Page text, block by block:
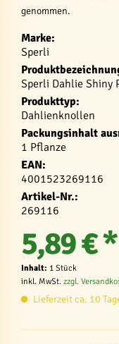
genommen.
Marke:
Sperli
Sperli Dahlie Shiny
Produkttyp:
Dahlienknollen
Packungsinhalt
1 Pflanze
EAN:
4001523269116
Artikel-Nr.:
269116
5,89 € *
Inhalt: 1 Stück
inkl. MwSt. zzgl.
Lieferzeit ca. 10